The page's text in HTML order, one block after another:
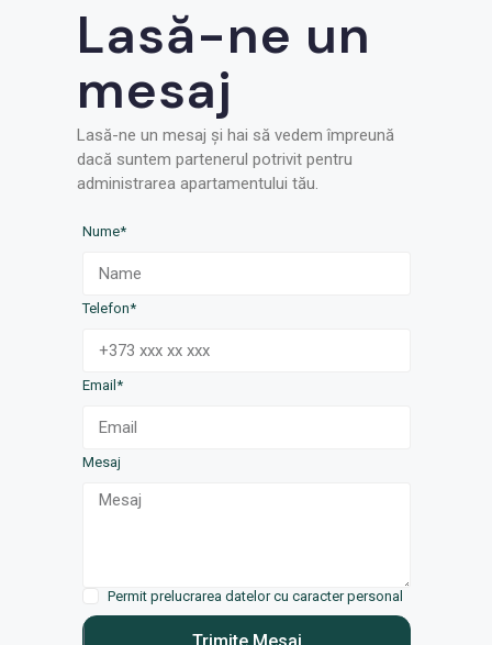
Lasă-ne un
mesaj
Lasă-ne un mesaj și hai să vedem împreună
dacă suntem partenerul potrivit pentru
administrarea apartamentului tău.
Nume*
Telefon*
Email*
Mesaj
Permit prelucrarea datelor cu caracter personal